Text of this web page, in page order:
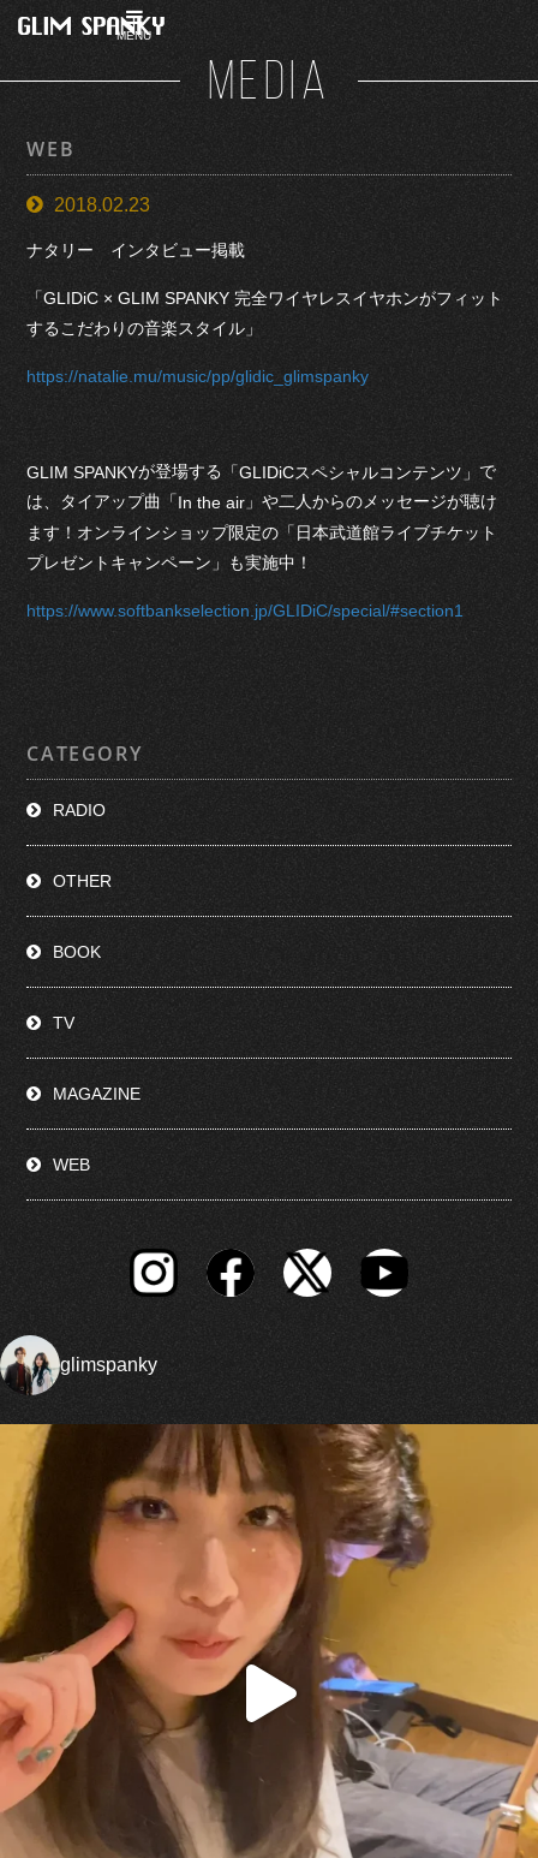
MENU
MEDIA
WEB
2018.02.23
ナタリー インタビュー掲載
「GLIDiC × GLIM SPANKY 完全ワイヤレスイヤホンがフィット
するこだわりの音楽スタイル」
https://natalie.mu/music/pp/glidic_glimspanky
GLIM SPANKYが登場する 「GLIDiCスペシャルコンテンツ」 で
は、タイアップ曲「In the air 」や二人からのメッセージが聴け
ます！オンラインショップ限定の「日本武道館ライブチケット
プレゼントキャンペーン」も実施中！
https://www.softbankselection.jp/GLIDiC/special/#section1
CATEGORY
RADIO
OTHER
BOOK
TV
MAGAZINE
WEB
glimspanky